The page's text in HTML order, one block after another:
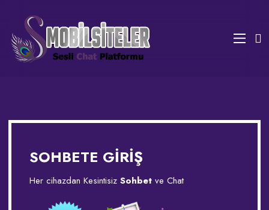
SOHBETE GİRİŞ
Her cihazdan Kesintisiz Sohbet ve Chat